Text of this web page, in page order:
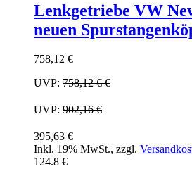
Lenkgetriebe VW
neuen
758,12 €
UVP: 758,12 €€
UVP: 902,16 €
395,63 €
Inkl. 19% MwSt., zzgl.
124.8 €